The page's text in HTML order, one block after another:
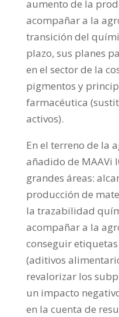
aumento de la
acompañar a la
transición del
plazo, sus planes
en el sector de la
pigmentos y
farmacéutica
activos).
En el terreno de la
añadido de MAAVi
grandes áreas:
producción de
la trazabilidad
acompañar a la
conseguir
(aditivos
revalorizar los
un impacto
en la cuenta de